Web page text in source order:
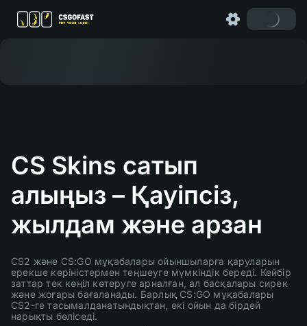
CS Skins сатып
алыңыз – Қауіпсіз,
жылдам және арзан
CS2 және CS:GO мұқабалары ойыншыларға қаруларын
ерекше көріністермен теңшеуге мүмкіндік береді. Кейбір
заттар тек көңіл көтеруге арналған, ал басқалары сирек
және жоғары бағаланады. Барлық CS:GO мұқабалары
CS2-ге тасымалданатындықтан, екі ойын да бірдей
нарықты бөліседі.